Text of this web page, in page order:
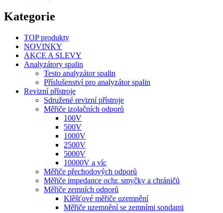
Kategorie
TOP produkty
NOVINKY
AKCE A SLEVY
Analyzátory spalin
Testo analyzátor spalin
Příslušenství pro analyzátor spalin
Revizní přístroje
Sdružené revizní přístroje
Měřiče izolačních odporů
100V
500V
1000V
2500V
5000V
10000V a víc
Měřiče přechodových odporů
Měřiče impedance ochr. smyčky a chráničů
Měřiče zemních odporů
Klěšťové měřiče uzemnění
Měřiče uzemnění se zemními sondami